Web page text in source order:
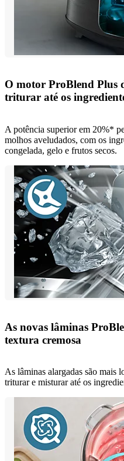
O motor ProBlend Plus
triturar até os
A potência superior em 20%*
molhos aveludados, com os
congelada, gelo e frutos secos.
As novas lâminas
textura cremosa
As lâminas alargadas são mais
triturar e misturar até os